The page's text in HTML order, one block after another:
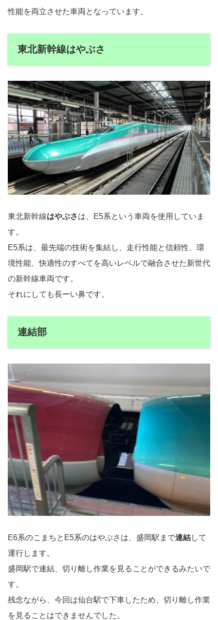
性能を両立させた車両となっています。
東北新幹線はやぶさ
東北新幹線はやぶさは、E5系という車両を使用していま
す。
E5系は、最先端の技術を集結し、走行性能と信頼性、環
境性能、快適性のすべてを高いレベルで融合させた新世代
の新幹線車両です。
それにしても長ーい鼻です。
連結部
E6系のこまちとE5系のはやぶさは、盛岡駅まで連結して
運行します。
盛岡駅で連結、切り離し作業を見ることができるみたいで
す。
残念ながら、今回は仙台駅で下車したため、切り離し作業
を見ることはできませんでした。